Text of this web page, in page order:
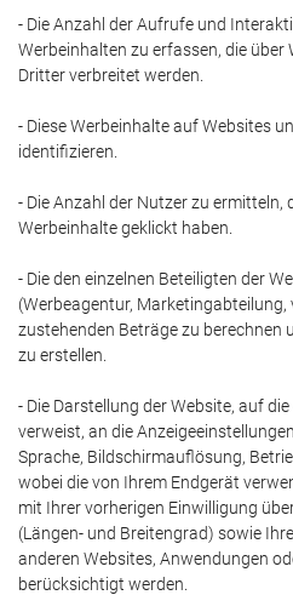
- Die Anzahl der Aufrufe und
Werbeinhalten zu erfassen, die
Dritter verbreitet werden.
- Diese Werbeinhalte auf Websites
identifizieren.
- Die Anzahl der Nutzer zu ermitteln,
Werbeinhalte geklickt haben.
- Die den einzelnen Beteiligten der
(Werbeagentur,
zustehenden Beträge zu berechnen
zu erstellen.
- Die Darstellung der Website, auf
verweist, an die
Sprache, Bildschirmauflösung,
wobei die von Ihrem Endgerät
mit Ihrer vorherigen Einwilligung
(Längen- und Breitengrad) sowie
anderen Websites, Anwendungen
berücksichtigt werden.